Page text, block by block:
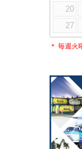
20
27
＊ 毎週火